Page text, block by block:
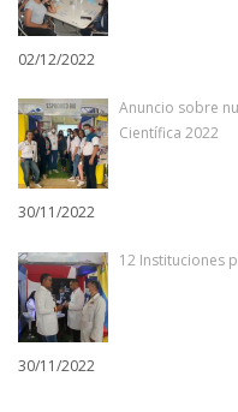
02/12/2022
Anuncio sobre
Científica 2022
30/11/2022
12 Instituciones
30/11/2022